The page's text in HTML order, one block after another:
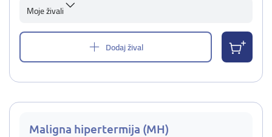
Moje živali
Dodaj žival
Maligna hipertermija (MH)